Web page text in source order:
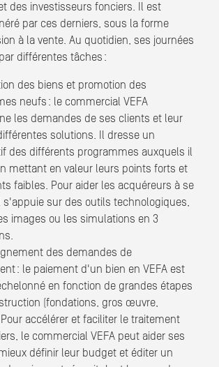
des investisseurs fonciers. Il est
par ces derniers, sous la forme
à la vente. Au quotidien, ses journées
différentes tâches :
des biens et promotion des
neufs : le commercial VEFA
les demandes de ses clients et leur
solutions. Il dresse un
des différents programmes auxquels il
mettant en valeur leurs points forts et
faibles. Pour aider les acquéreurs à se
s'appuie sur des outils technologiques,
images ou les simulations en 3
des demandes de
: le paiement d'un bien en VEFA est
en fonction de grandes étapes
(fondations, gros œuvre,
accélérer et faciliter le traitement
le commercial VEFA peut aider ses
définir leur budget et éditer un